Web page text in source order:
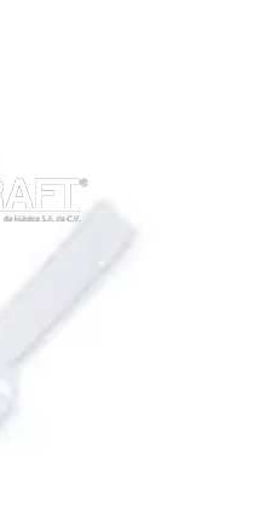
humano y preparada
con esterilización